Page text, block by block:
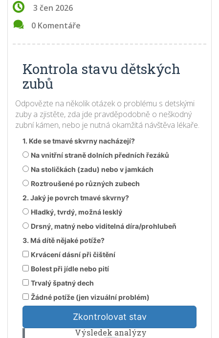
3 čen 2026
0 Komentáře
Kontrola stavu dětských
zubů
Odpovězte na několik otázek o problému s detskými
zuby a zjistěte, zda jde pravděpodobně o neškodný
zubní kámen, nebo je nutná okamžitá návštěva lékaře.
1. Kde se tmavé skvrny nacházejí?
Na vnitřní straně dolních předních řezáků
Na stoličkách (zadu) nebo v jamkách
Roztroušené po různých zubech
2. Jaký je povrch tmavé skvrny?
Hladký, tvrdý, možná lesklý
Drsný, matný nebo viditelná díra/prohlubeň
3. Má dítě nějaké potíže?
Krvácení dásní při čištění
Bolest při jídle nebo pití
Trvalý špatný dech
Žádné potíže (jen vizuální problém)
Zkontrolovat stav
Výsledek analýzy